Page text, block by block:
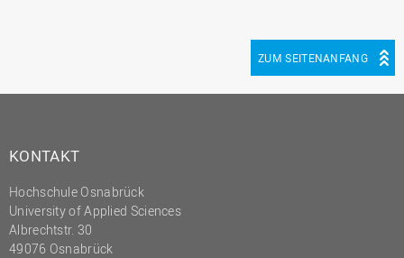
ZUM SEITENANFANG
KONTAKT
Hochschule Osnabrück
University of Applied Sciences
Albrechtstr. 30
49076 Osnabrück